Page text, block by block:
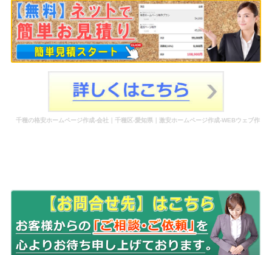
千種の格安ホームページ作成-会社｜千種区-愛知県｜激安ホームページ作成-WEBウェブ作